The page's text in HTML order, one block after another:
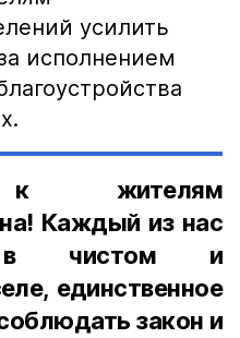
усилить
исполнением
к жителям
Каждый из нас
чистом и
единственное
закон и